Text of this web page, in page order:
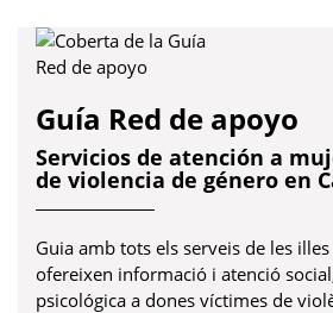
Guía Red de apoyo
Servicios de atención a
de violencia de género en
Guia amb tots els serveis de les
ofereixen informació i atenció
psicológica a dones víctimes de